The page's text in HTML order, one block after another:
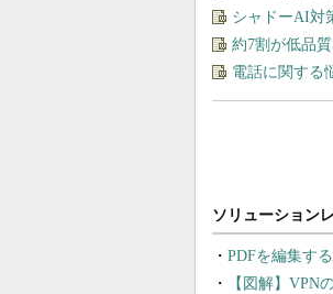
シャドーAI対
約7割が低品
電話に関する
PDFを編集す
【図解】VPN